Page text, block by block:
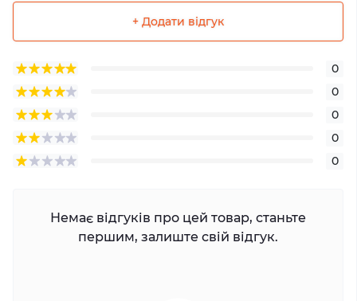
+ Додати відгук
0
0
0
0
0
Немає відгуків про цей товар, станьте
першим, залиште свій відгук.